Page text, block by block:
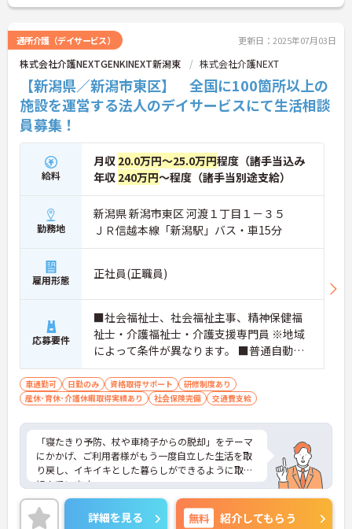
通所介護（デイサービス） 更新日：2025年07月03日
株式会社介護NEXTGENKINEXT新潟東 株式会社介護NEXT
【新潟県／新潟市東区】 全国に100箇所以上の
施設を運営する法人のデイサービスにて生活相談
員募集！
給料
月収 20.0万円～25.0万円程度（諸手当込み
年収 240万円～程度（諸手当別途支給）
勤務地
新潟県 新潟市東区 河渡１丁目１－３５
ＪＲ信越本線「新潟駅」バス・車15分
雇用形態 正社員(正職員)
応募要件
■社会福祉士、社会福祉主事、精神保健福
祉士・介護福祉士・介護支援専門員 ※地域
によって条件が異なります。 ■普通自動車
免許（AT限定可） ※未経験可、ブランク可
車通勤可 日勤のみ 資格取得サポート
研修制度あり
産休･育休･介護休暇取得実績あり
社会保険完備 交通費支給
「寝たきり予防、杖や車椅子からの脱却」をテーマ
にかかげ、ご利用者様がもう一度自立した生活を取
り戻し、イキイキとした暮らしができるように取り
組んでいます。
整骨院からスタートした法人で、現在も店舗を増や
し続けている安定感のある母体です。事業拡大傾向
詳細を見る 無料 紹介してもらう